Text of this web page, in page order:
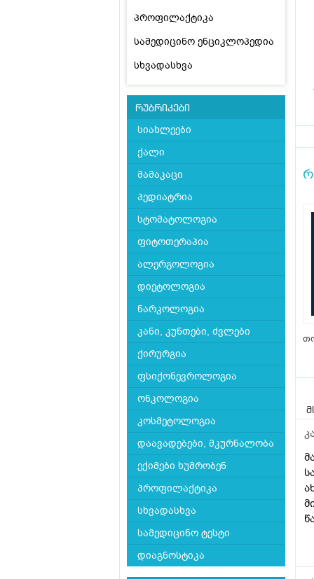
პროფილაქტიკა
სამედიცინო ენციკლოპედია
სხვადასხვა
რუბრიკები
სიახლეები
ქალი
მამაკაცი
პედიატრია
სტომატოლოგია
ფიტოთერაპია
ალერგოლოგია
დიეტოლოგია
ნარკოლოგია
კანი, კუნთები, ძვლები
ქირურგია
ფსიქონევროლოგია
ონკოლოგია
კოსმეტოლოგია
დაავადებები, მკურნალობა
ექიმები ხუმრობენ
პროფილაქტიკა
სხვადასხვა
სამედიცინო ტესტი
დიაგნოსტიკა